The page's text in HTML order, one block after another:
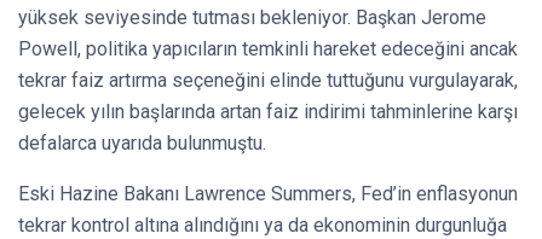
yüksek seviyesinde tutması bekleniyor. Başkan Jerome
Powell, politika yapıcıların temkinli hareket edeceğini ancak
tekrar faiz artırma seçeneğini elinde tuttuğunu vurgulayarak,
gelecek yılın başlarında artan faiz indirimi tahminlerine karşı
defalarca uyarıda bulunmuştu.
Eski Hazine Bakanı Lawrence Summers, Fed’in enflasyonun
tekrar kontrol altına alındığını ya da ekonominin durgunluğa